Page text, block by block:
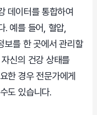
데이터를 통합하여
. 예를 들어, 혈압,
보를 한 곳에서 관리할
신의 건강 상태를
한 경우 전문가에게
도 있습니다.